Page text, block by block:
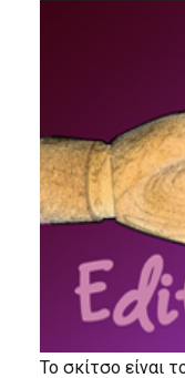
Το σκίτσο είναι